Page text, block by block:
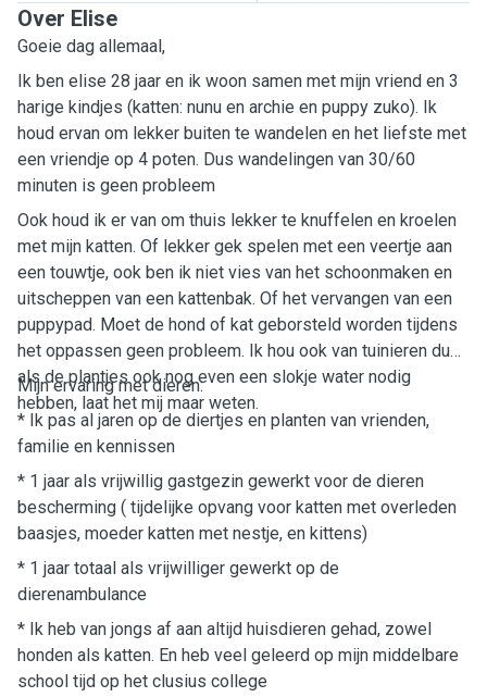
Over Elise
Goeie dag allemaal,
Ik ben elise 28 jaar en ik woon samen met mijn vriend en 3
harige kindjes (katten: nunu en archie en puppy zuko). Ik
houd ervan om lekker buiten te wandelen en het liefste met
een vriendje op 4 poten. Dus wandelingen van 30/60
minuten is geen probleem
Ook houd ik er van om thuis lekker te knuffelen en kroelen
met mijn katten. Of lekker gek spelen met een veertje aan
een touwtje, ook ben ik niet vies van het schoonmaken en
uitscheppen van een kattenbak. Of het vervangen van een
puppypad. Moet de hond of kat geborsteld worden tijdens
het oppassen geen probleem. Ik hou ook van tuinieren dus
als de plantjes ook nog even een slokje water nodig
hebben, laat het mij maar weten.
Mijn ervaring met dieren:
* Ik pas al jaren op de diertjes en planten van vrienden,
familie en kennissen
* 1 jaar als vrijwillig gastgezin gewerkt voor de dieren
bescherming ( tijdelijke opvang voor katten met overleden
baasjes, moeder katten met nestje, en kittens)
* 1 jaar totaal als vrijwilliger gewerkt op de
dierenambulance
* Ik heb van jongs af aan altijd huisdieren gehad, zowel
honden als katten. En heb veel geleerd op mijn middelbare
school tijd op het clusius college